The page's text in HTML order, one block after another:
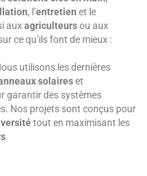
, l’entretien et le
auxagriculteursou aux
ce qu’ils font de mieux :
utilisons les dernières
solaireset
garantir des systèmes
Nos projets sont conçus pour
tout en maximisant les
.